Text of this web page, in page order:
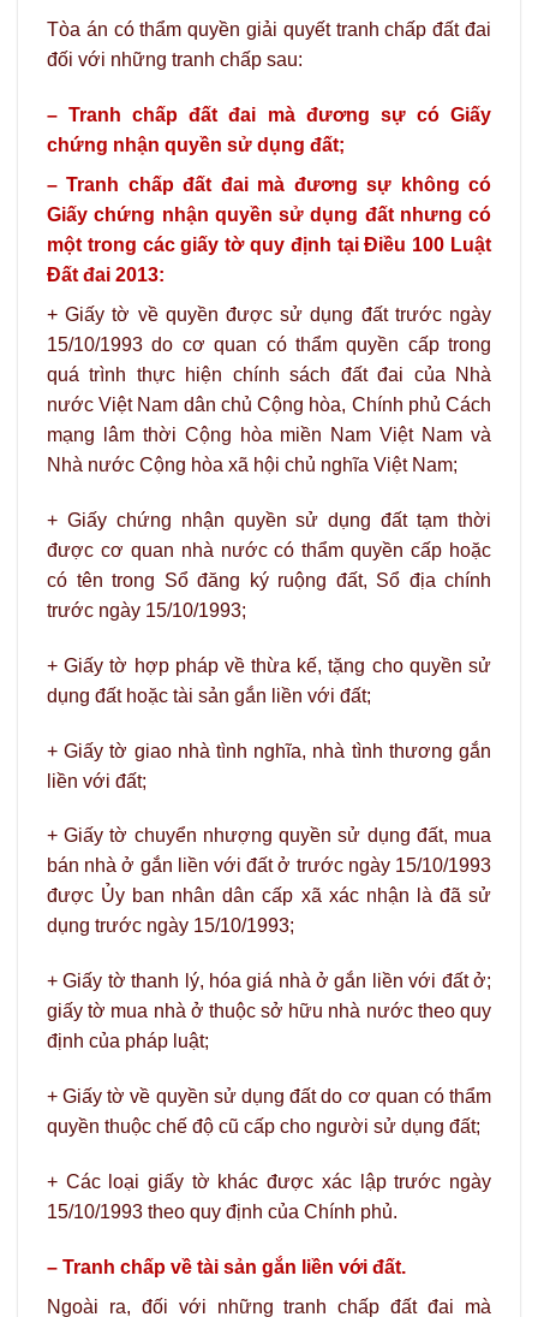
Tòa án có thẩm quyền giải quyết tranh chấp đất đai
đối với những tranh chấp sau:
– Tranh chấp đất đai mà đương sự có Giấy
chứng nhận quyền sử dụng đất;
– Tranh chấp đất đai mà đương sự không có
Giấy chứng nhận quyền sử dụng đất nhưng có
một trong các giấy tờ quy định tại Điều 100 Luật
Đất đai 2013:
+ Giấy tờ về quyền được sử dụng đất trước ngày
15/10/1993 do cơ quan có thẩm quyền cấp trong
quá trình thực hiện chính sách đất đai của Nhà
nước Việt Nam dân chủ Cộng hòa, Chính phủ Cách
mạng lâm thời Cộng hòa miền Nam Việt Nam và
Nhà nước Cộng hòa xã hội chủ nghĩa Việt Nam;
+ Giấy chứng nhận quyền sử dụng đất tạm thời
được cơ quan nhà nước có thẩm quyền cấp hoặc
có tên trong Sổ đăng ký ruộng đất, Sổ địa chính
trước ngày 15/10/1993;
+ Giấy tờ hợp pháp về thừa kế, tặng cho quyền sử
dụng đất hoặc tài sản gắn liền với đất;
+ Giấy tờ giao nhà tình nghĩa, nhà tình thương gắn
liền với đất;
+ Giấy tờ chuyển nhượng quyền sử dụng đất, mua
bán nhà ở gắn liền với đất ở trước ngày 15/10/1993
được Ủy ban nhân dân cấp xã xác nhận là đã sử
dụng trước ngày 15/10/1993;
+ Giấy tờ thanh lý, hóa giá nhà ở gắn liền với đất ở;
giấy tờ mua nhà ở thuộc sở hữu nhà nước theo quy
định của pháp luật;
+ Giấy tờ về quyền sử dụng đất do cơ quan có thẩm
quyền thuộc chế độ cũ cấp cho người sử dụng đất;
+ Các loại giấy tờ khác được xác lập trước ngày
15/10/1993 theo quy định của Chính phủ.
– Tranh chấp về tài sản gắn liền với đất.
Ngoài ra, đối với những tranh chấp đất đai mà